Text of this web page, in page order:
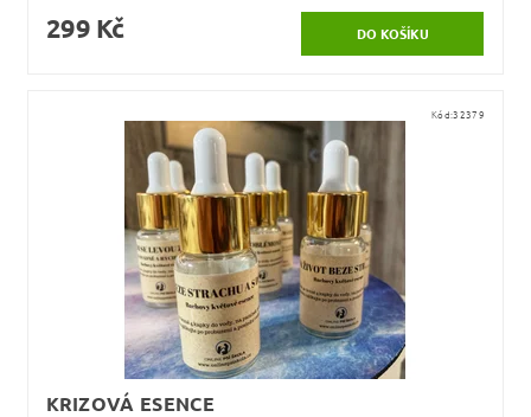
299 Kč
Kód:32379
KRIZOVÁ ESENCE